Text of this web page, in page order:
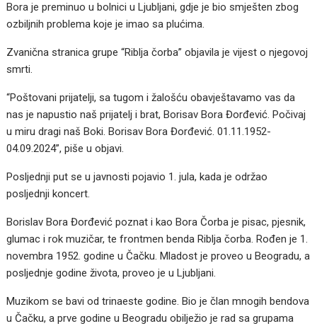
Bora je preminuo u bolnici u Ljubljani, gdje je bio smješten zbog
ozbiljnih problema koje je imao sa plućima.
Zvanična stranica grupe “Riblja čorba” objavila je vijest o njegovoj
smrti.
“Poštovani prijatelji, sa tugom i žalošću obavještavamo vas da
nas je napustio naš prijatelj i brat, Borisav Bora Đorđević. Počivaj
u miru dragi naš Boki. Borisav Bora Đorđević. 01.11.1952-
04.09.2024”, piše u objavi.
Posljednji put se u javnosti pojavio 1. jula, kada je održao
posljednji koncert.
Borislav Bora Đorđević poznat i kao Bora Čorba je pisac, pjesnik,
glumac i rok muzičar, te frontmen benda Riblja čorba. Rođen je 1.
novembra 1952. godine u Čačku. Mladost je proveo u Beogradu, a
posljednje godine života, proveo je u Ljubljani.
Muzikom se bavi od trinaeste godine. Bio je član mnogih bendova
u Čačku, a prve godine u Beogradu obilježio je rad sa grupama